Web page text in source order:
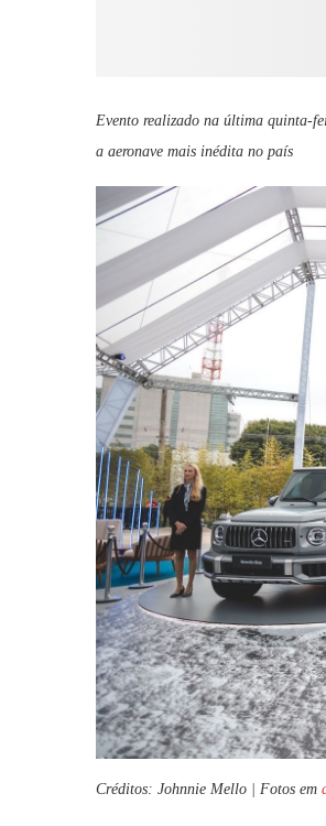
Evento realizado na última quinta-
a aeronave mais inédita no país
Créditos: Johnnie Mello | Fotos em